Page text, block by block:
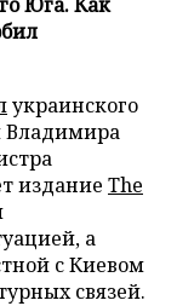
украинского
Владимира
издание The
а
с Киевом
связей.